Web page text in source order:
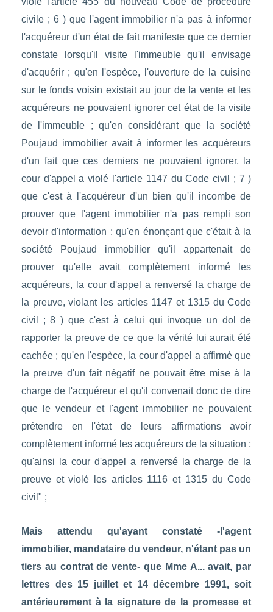
civile ; 6 ) que l'agent immobilier n'a pas à informer
l'acquéreur d'un état de fait manifeste que ce dernier
constate lorsqu'il visite l'immeuble qu'il envisage
d'acquérir ; qu'en l'espèce, l'ouverture de la cuisine
sur le fonds voisin existait au jour de la vente et les
acquéreurs ne pouvaient ignorer cet état de la visite
de l'immeuble ; qu'en considérant que la société
Poujaud immobilier avait à informer les acquéreurs
d'un fait que ces derniers ne pouvaient ignorer, la
cour d'appel a violé l'article 1147 du Code civil ; 7 )
que c'est à l'acquéreur d'un bien qu'il incombe de
prouver que l'agent immobilier n'a pas rempli son
devoir d'information ; qu'en énonçant que c'était à la
société Poujaud immobilier qu'il appartenait de
prouver qu'elle avait complètement informé les
acquéreurs, la cour d'appel a renversé la charge de
la preuve, violant les articles 1147 et 1315 du Code
civil ; 8 ) que c'est à celui qui invoque un dol de
rapporter la preuve de ce que la vérité lui aurait été
cachée ; qu'en l'espèce, la cour d'appel a affirmé que
la preuve d'un fait négatif ne pouvait être mise à la
charge de l'acquéreur et qu'il convenait donc de dire
que le vendeur et l'agent immobilier ne pouvaient
prétendre en l'état de leurs affirmations avoir
complètement informé les acquéreurs de la situation ;
qu'ainsi la cour d'appel a renversé la charge de la
preuve et violé les articles 1116 et 1315 du Code
civil" ;
Mais attendu qu'ayant constaté -l'agent
immobilier, mandataire du vendeur, n'étant pas un
tiers au contrat de vente- que Mme A... avait, par
lettres des 15 juillet et 14 décembre 1991, soit
antérieurement à la signature de la promesse et